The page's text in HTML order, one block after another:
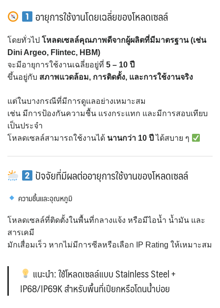
อายุการใช้งานโดยเฉลี่ยของโหลดเซลล์
โดยทั่วไป โหลดเซลล์คุณภาพดีจากผู้ผลิตที่มีมาตรฐาน (เช่น
Dini Argeo, Flintec, HBM)
จะมีอายุการใช้งานเฉลี่ยอยู่ที่ 5 – 10 ปี
ขึ้นอยู่กับ สภาพแวดล้อม, การติดตั้ง, และการใช้งานจริง
แต่ในบางกรณีที่มีการดูแลอย่างเหมาะสม
เช่น มีการป้องกันความชื้น แรงกระแทก และมีการสอบเทียบ
เป็นประจำ
โหลดเซลล์สามารถใช้งานได้ นานกว่า 10 ปี ได้สบาย ๆ
ปัจจัยที่มีผลต่ออายุการใช้งานของโหลดเซลล์
ความชื้นและอุณหภูมิ
โหลดเซลล์ที่ติดตั้งในพื้นที่กลางแจ้ง หรือมีไอน้ำ น้ำมัน และ
สารเคมี
มักเสื่อมเร็ว หากไม่มีการซีลหรือเลือก IP Rating ให้เหมาะสม
แนะนำ: ใช้โหลดเซลล์แบบStainless Steel +
IP68/IP69Kสำหรับพื้นที่เปียกหรือโดนน้ำบ่อย